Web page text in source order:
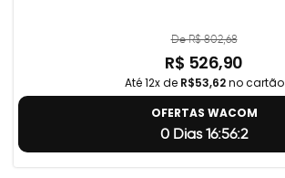
De R$ 802,68
R$ 526,90
Até 12x de R$53,62no cartão
OFERTAS WACOM
0 Dias 16:56:1